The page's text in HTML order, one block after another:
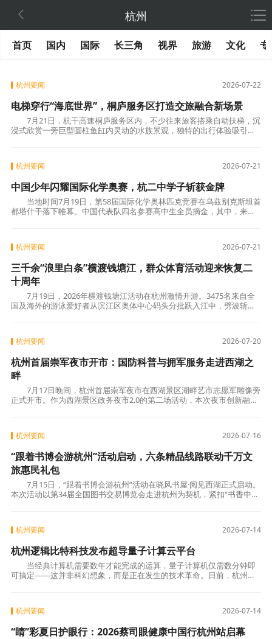
 杭州
首页 国内 国际 长三角 视界 旅游 文化 专
2026-07-22
杭州要闻
电梯穿行“海底世界”，桐庐服务区打造交旅融合新场景
7月21日，杭千高速桐庐服务区内，不少往来旅客搭乘自动扶梯，沉
浸式欣赏一旁巨型圆柱鱼缸内灵动的水族景观，独特的出行体验吸引旅
2026-07-21
杭州要闻
中国少年闪耀国际化学奥赛，杭二中学子斩获金牌
当地时间7月19日，第58届国际化学奥林匹克竞赛在乌兹别克斯坦首
都塔什干落下帷幕。中国代表队四名参赛高中生全员摘金，其中，来自
2026-07-21
杭州要闻
三千余“浪里白条”横渡钱塘江，群众体育活动迎来恢复二
十周年
7月19日，2026年横渡钱塘江活动在杭州激情开游。3475名来自全
国及海外的游泳爱好者从滨江区奥体中心码头分批跃入江中，劈波斩浪
2026-07-20
杭州要闻
杭州首届崇军夜市开市：国防科普与拥军服务走进西湖之
畔
7月17日晚间，杭州首届崇军夜市在西湖景区湖畔艺市志愿军雕像旁
正式开市。作为西湖景区政务夜市2.0的第二场活动，本次夜市创新融合
2026-07-16
杭州要闻
“跟着书博会游杭州”活动启动，六条精品线路联动千万文
旅惠民礼包
7月15日，“跟着书博会游杭州”活动在晓风书屋·阅见西湖正式启动。
本次活动以第34届全国图书交易博览会走进杭州为契机，紧扣“书香中国
2026-07-14
杭州要闻
杭州逻辑比特科技发布超导量子计算云平台
当经典计算机需要数年才能完成的运算，量子计算机仅需数分钟即
可搞定——这并非科幻想象，而是正在发生的技术革命。日前，杭州逻
2026-07-14
杭州要闻
“睛”彩夏日护眼行：2026蔡司眼健康中国行杭州站启幕